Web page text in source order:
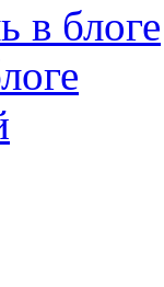
в блоге